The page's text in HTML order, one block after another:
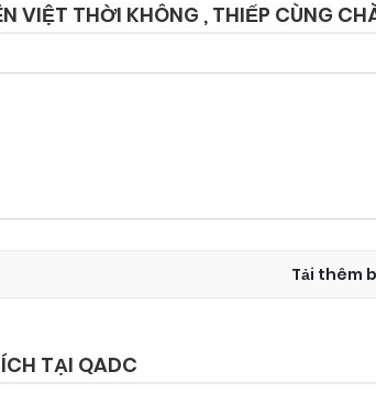
VIỆT THỜI KHÔNG , THIẾP CÙNG
Tải thêm
TẠI QADC